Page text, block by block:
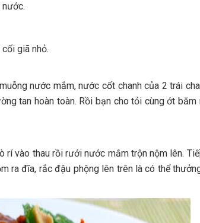
giã nhỏ.
nước mắm, nước cốt chanh của 2 trái
tan hoàn toàn. Rồi bạn cho tỏi cùng ớt băm
vào thau rồi rưới nước mắm trộn nộm lên.
ra đĩa, rắc đậu phộng lên trên là có thể